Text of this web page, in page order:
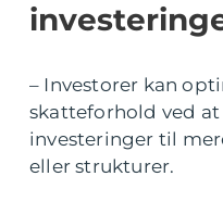
– Investorer kan
skatteforhold ved
investeringer til
eller strukturer.